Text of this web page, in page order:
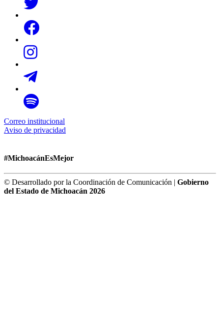
Correo institucional
Aviso de privacidad
#MichoacánEsMejor
© Desarrollado por la Coordinación de Comunicación | Gobierno
del Estado de Michoacán 2026